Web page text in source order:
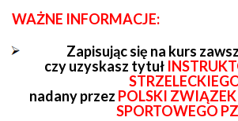
WAŻNE INFORMACJE:
Zapisując się na kurs
czy uzyskasz tytuł
nadany przez POLSKI
SPORTOWEGO